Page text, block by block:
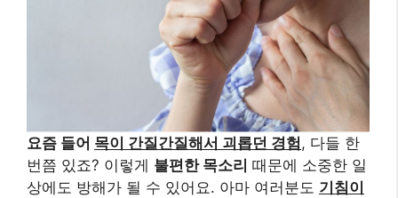
요즘 들어 목이 간질간질해서 괴롭던 경험, 다들 한
번쯤 있죠? 이렇게 불편한 목소리 때문에 소중한 일
상에도 방해가 될 수 있어요. 아마 여러분도 기침이